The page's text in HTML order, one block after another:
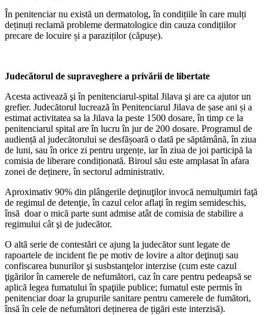
În penitenciar nu există un dermatolog, în condițiile în care mulți
deținuți reclamă probleme dermatologice din cauza condițiilor
precare de locuire și a paraziților (căpușe).
Judecătorul de supraveghere a privării de libertate
Acesta activează şi în penitenciarul-spital Jilava şi are ca ajutor un
grefier. Judecătorul lucrează în Penitenciarul Jilava de șase ani și a
estimat activitatea sa la Jilava la peste 1500 dosare, în timp ce la
penitenciarul spital are în lucru în jur de 200 dosare. Programul de
audiență al judecătorului se desfășoară o dată pe săptămână, în ziua
de luni, sau în orice zi pentru urgențe, iar în ziua de joi participă la
comisia de liberare condiționată. Biroul său este amplasat în afara
zonei de deținere, în sectorul administrativ.
Aproximativ 90% din plângerile deţinuţilor invocă nemulţumiri faţă
de regimul de detenţie, în cazul celor aflaţi în regim semideschis,
însă doar o mică parte sunt admise atât de comisia de stabilire a
regimului cât şi de judecător.
O altă serie de contestări ce ajung la judecător sunt legate de
rapoartele de incident fie pe motiv de lovire a altor deţinuţi sau
confiscarea bunurilor şi susbstanţelor interzise (cum este cazul
ţigărilor în camerele de nefumători, caz în care pentru pedeapsă se
aplică legea fumatului în spaţiile publice; fumatul este permis în
penitenciar doar la grupurile sanitare pentru camerele de fumători,
însă în cele de nefumători deținerea de țigări este interzisă).